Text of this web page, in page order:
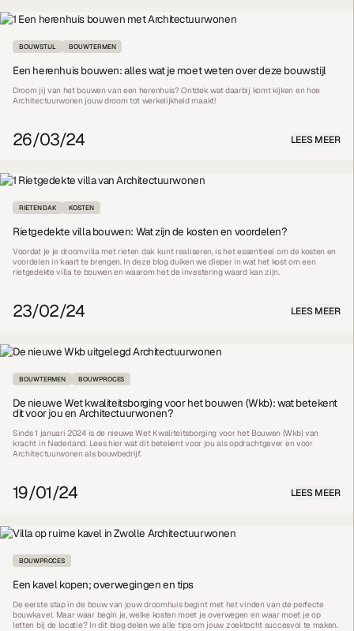
BOUWSTIJL BOUWTERMEN
Een herenhuis bouwen: alles wat je moet weten over deze bouwstijl
Droom jij van het bouwen van een herenhuis? Ontdek wat daarbij komt kijken en hoe
Architectuurwonen jouw droom tot werkelijkheid maakt!
26/03/24 LEES MEER
RIETEN DAK KOSTEN
Rietgedekte villa bouwen: Wat zijn de kosten en voordelen?
Voordat je je droomvilla met rieten dak kunt realiseren, is het essentieel om de kosten en
voordelen in kaart te brengen. In deze blog duiken we dieper in wat het kost om een
rietgedekte villa te bouwen en waarom het de investering waard kan zijn.
23/02/24 LEES MEER
BOUWTERMEN BOUWPROCES
De nieuwe Wet kwaliteitsborging voor het bouwen (Wkb): wat betekent
dit voor jou en Architectuurwonen?
Sinds 1 januari 2024 is de nieuwe Wet Kwaliteitsborging voor het Bouwen (Wkb) van
kracht in Nederland. Lees hier wat dit betekent voor jou als opdrachtgever en voor
Architectuurwonen als bouwbedrijf.
19/01/24 LEES MEER
BOUWPROCES
Een kavel kopen; overwegingen en tips
De eerste stap in de bouw van jouw droomhuis begint met het vinden van de perfecte
bouwkavel. Maar waar begin je, welke kosten moet je overwegen en waar moet je op
letten bij de locatie? In dit blog delen we alle tips om jouw zoektocht succesvol te maken.